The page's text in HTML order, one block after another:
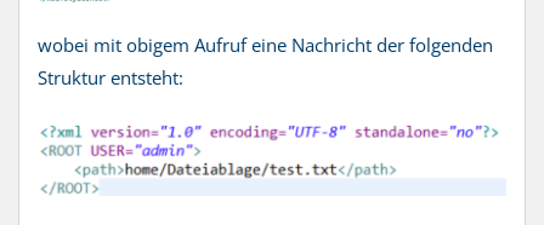
wobei mit obigem Aufruf eine Nachricht der folgenden
Struktur entsteht: